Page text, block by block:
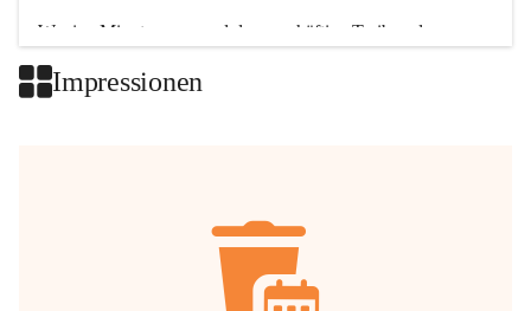
Wenige Minuten nur, und das geschäftige Treiben der
Impressionen